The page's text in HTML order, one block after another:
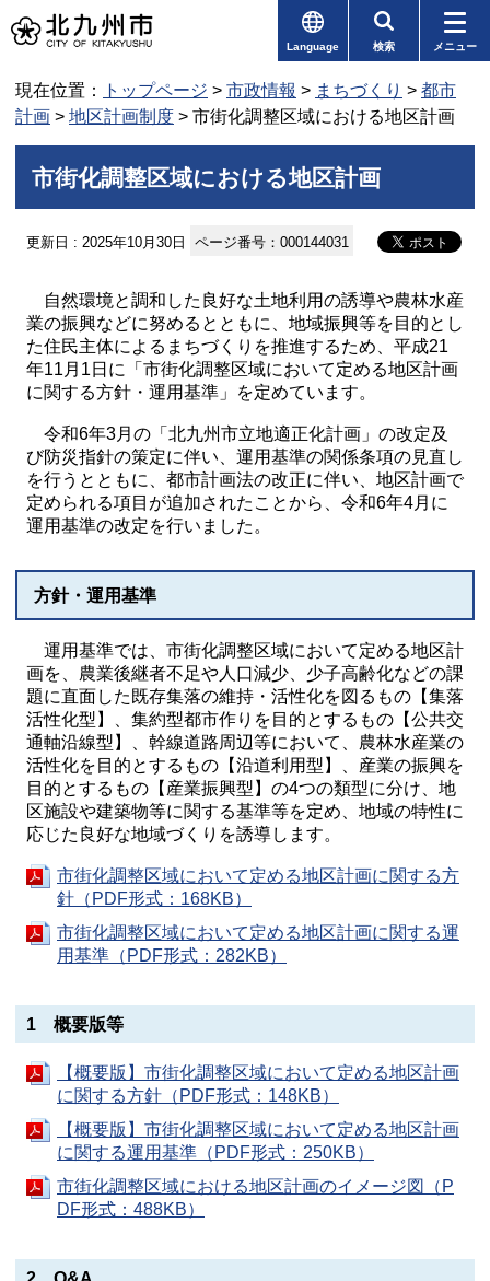
Language 検索 メニュー
現在位置： トップページ > 市政情報 > まちづくり > 都市
計画 > 地区計画制度 > 市街化調整区域における地区計画
市街化調整区域における地区計画
更新日 : 2025年10月30日 ページ番号：000144031
自然環境と調和した良好な土地利用の誘導や農林水産
業の振興などに努めるとともに、地域振興等を目的とし
た住民主体によるまちづくりを推進するため、平成21
年11月1日に「市街化調整区域において定める地区計画
に関する方針・運用基準」を定めています。
令和6年3月の「北九州市立地適正化計画」の改定及
び防災指針の策定に伴い、運用基準の関係条項の見直し
を行うとともに、都市計画法の改正に伴い、地区計画で
定められる項目が追加されたことから、令和6年4月に
運用基準の改定を行いました。
方針・運用基準
運用基準では、市街化調整区域において定める地区計
画を、農業後継者不足や人口減少、少子高齢化などの課
題に直面した既存集落の維持・活性化を図るもの【集落
活性化型】、集約型都市作りを目的とするもの【公共交
通軸沿線型】、幹線道路周辺等において、農林水産業の
活性化を目的とするもの【沿道利用型】、産業の振興を
目的とするもの【産業振興型】の4つの類型に分け、地
区施設や建築物等に関する基準等を定め、地域の特性に
応じた良好な地域づくりを誘導します。
市街化調整区域において定める地区計画に関する方
針（PDF形式：168KB）
市街化調整区域において定める地区計画に関する運
用基準（PDF形式：282KB）
1 概要版等
【概要版】市街化調整区域において定める地区計画
に関する方針（PDF形式：148KB）
【概要版】市街化調整区域において定める地区計画
に関する運用基準（PDF形式：250KB）
市街化調整区域における地区計画のイメージ図（P
DF形式：488KB）